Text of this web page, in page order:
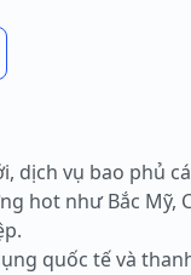
vụ bao phủ
hot như Bắc Mỹ,
quốc tế và